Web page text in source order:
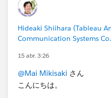
報を埋め込んだ場合、
しなくてもレポートが参照
認証情報埋め込みで
の運用は問題ないのでしょ
Hideaki Shiihara (Tableau
Communication Systems
15 abr. 3:26
@Mai Mikisaki さん
こんにちは。